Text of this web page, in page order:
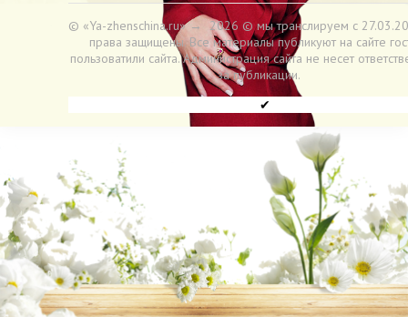
© «Ya-zhenschina.ru»→ 2026 © мы транслируем с
права защищены. Все материалы публикуют на сайте
пользоватили сайта. Администрация сайта не несет
за публикации.
✔